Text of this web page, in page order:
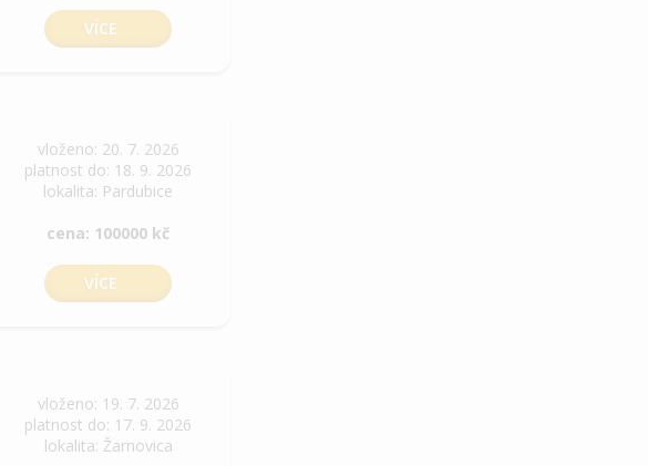
VÍCE
vloženo: 20. 7. 2026
platnost do: 18. 9. 2026
lokalita: Pardubice
cena: 100000 kč
VÍCE
vloženo: 19. 7. 2026
platnost do: 17. 9. 2026
lokalita: Žarnovica